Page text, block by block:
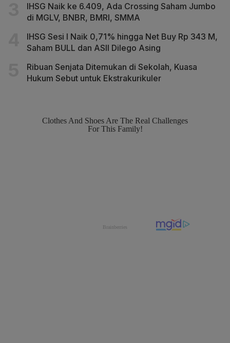
IHSG Naik ke 6.409, Ada Crossing Saham Jumbo
di MGLV, BNBR, BMRI, SMMA
IHSG Sesi I Naik 0,71% hingga Net Buy Rp 343 M,
Saham BULL dan ASII Dilego Asing
Ribuan Senjata Ditemukan di Sekolah, Kuasa
Hukum Sebut untuk Ekstrakurikuler